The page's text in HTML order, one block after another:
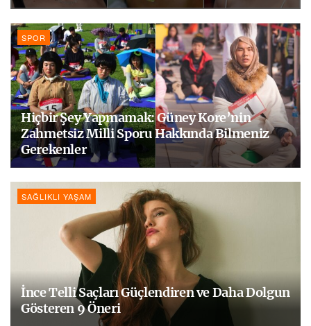
SPOR
Hiçbir Şey Yapmamak: Güney Kore’nin
Zahmetsiz Milli Sporu Hakkında Bilmeniz
Gerekenler
SAĞLIKLI YAŞAM
İnce Telli Saçları Güçlendiren ve Daha Dolgun
Gösteren 9 Öneri